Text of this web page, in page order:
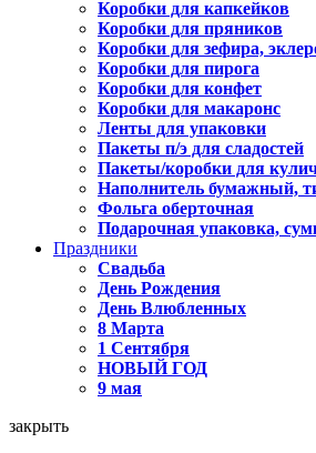
Коробки для капкейков
Коробки для пряников
Коробки для зефира,
Коробки для пирога
Коробки для конфет
Коробки для макаронс
Ленты для упаковки
Пакеты п/э для сладостей
Пакеты/коробки для
Наполнитель бумажный,
Фольга оберточная
Подарочная упаковка,
Праздники
Свадьба
День Рождения
День Влюбленных
8 Марта
1 Сентября
НОВЫЙ ГОД
9 мая
закрыть